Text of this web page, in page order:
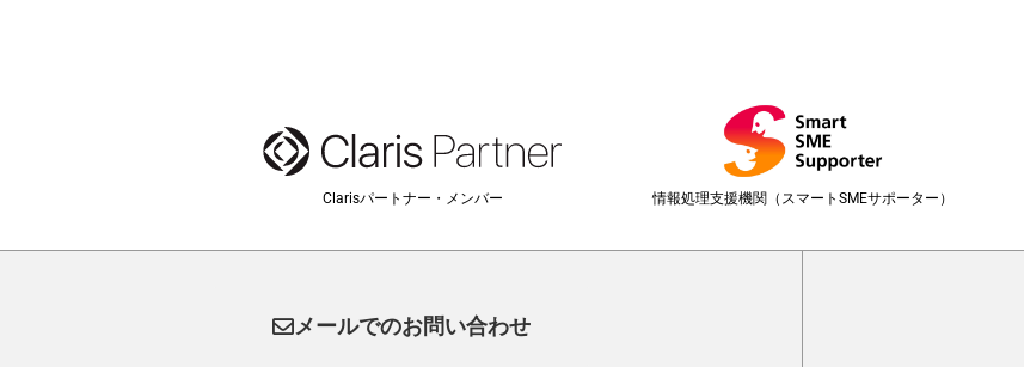
Clarisパートナー・メンバー 情報処理支援機関（スマートSMEサポーター）
メールでのお問い合わせ